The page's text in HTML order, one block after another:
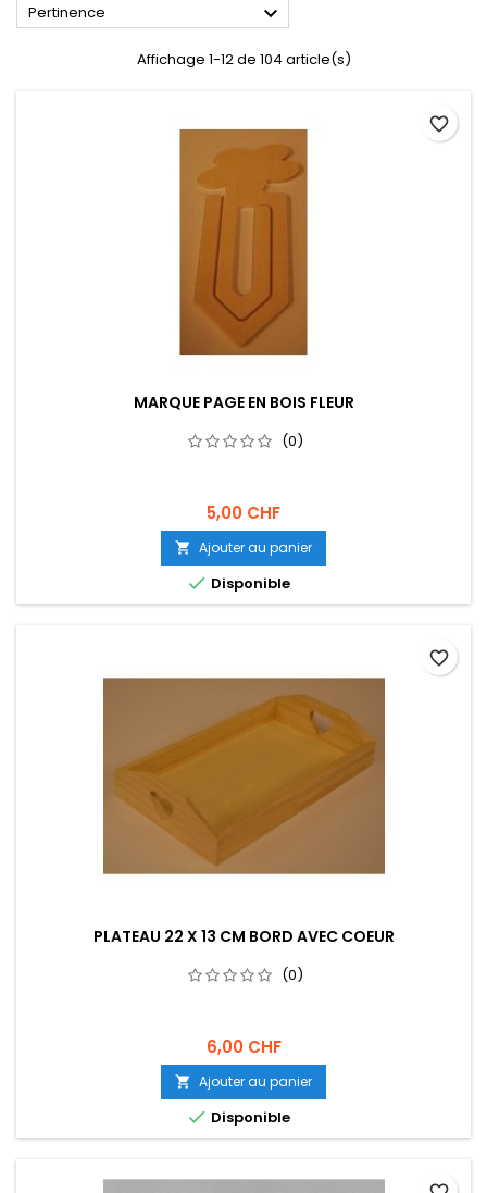
Pertinence 
Affichage 1-12 de 104 article(s)
MARQUE PAGE EN BOIS FLEUR
(0)
5,00 CHF
 Ajouter au panier
 Disponible
favorite_border
PLATEAU 22 X 13 CM BORD AVEC COEUR
(0)
6,00 CHF
 Ajouter au panier
 Disponible
favorite_border